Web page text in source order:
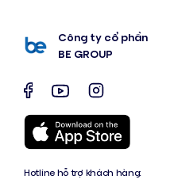
Công ty cổ phần
BE GROUP
Hotline hỗ trợ khách hàng: